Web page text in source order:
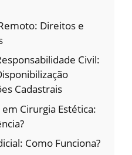
Direitos e
Civil:
Cadastrais
Cirurgia Estética:
Como Funciona?